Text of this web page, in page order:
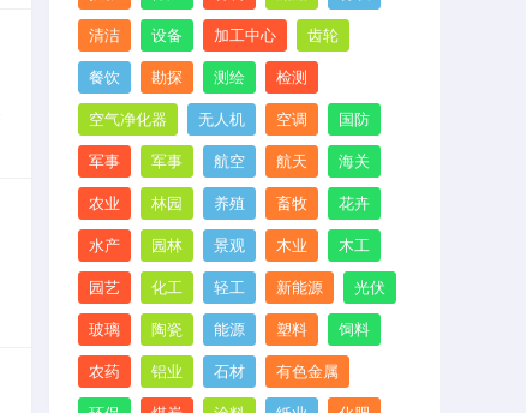
清洁 设备 加工中心 齿轮
餐饮 勘探 测绘 检测
空气净化器 无人机 空调 国防
军事 军事 航空 航天 海关
农业 林园 养殖 畜牧 花卉
水产 园林 景观 木业 木工
园艺 化工 轻工 新能源 光伏
玻璃 陶瓷 能源 塑料 饲料
农药 铝业 石材 有色金属